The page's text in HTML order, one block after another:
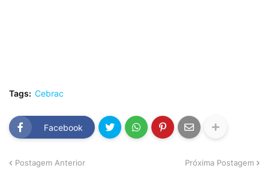
Tags: Cebrac
Facebook
Postagem Anterior Próxima Postagem